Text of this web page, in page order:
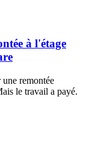
à l'étage
remontée
le travail a payé.